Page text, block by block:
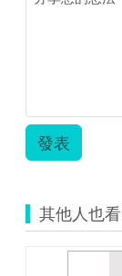
發表
其他人也